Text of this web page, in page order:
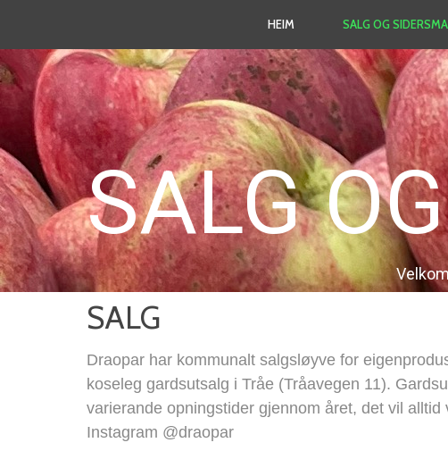
HEIM SALG OG
SALG
SALG
Draopar har kommunalt salgsløyve for
koseleg gardsutsalg i Tråe (Tråavegen 11).
varierande opningstider gjennom året, det vil alltid
Instagram @draopar